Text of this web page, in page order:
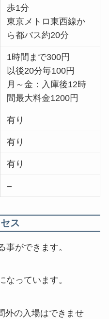
歩1分
東京メトロ東西線か
ら都バス約20分
1時間まで300円
以後20分毎100円
月～金：入庫後12時
間最大料金1200円
有り
有り
有り
–
ス
事ができます。
なっています。
外の入場はできませ